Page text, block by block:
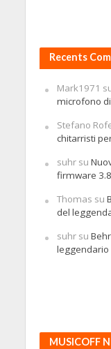
Recents
Mark1971
microfono
Stefano
chitarristi
suhrsu
firmware
Thomas su
del
suhrsu
leggendario
MUSICOFF